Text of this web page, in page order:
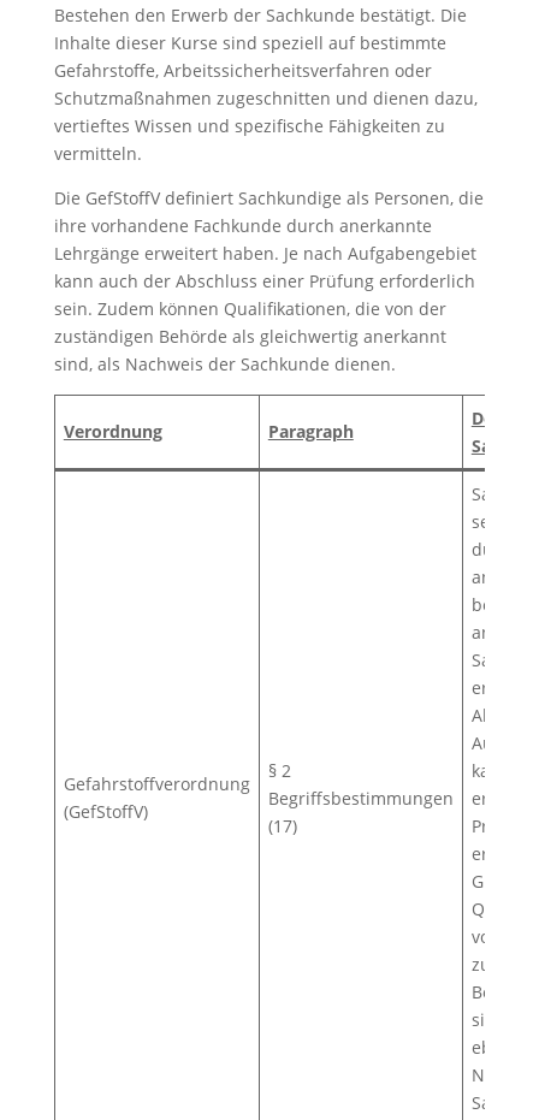
Bestehen den Erwerb der Sachkunde bestätigt. Die
Inhalte dieser Kurse sind speziell auf bestimmte
Gefahrstoffe, Arbeitssicherheitsverfahren oder
Schutzmaßnahmen zugeschnitten und dienen dazu,
vertieftes Wissen und spezifische Fähigkeiten zu
vermitteln.
Die GefStoffV definiert Sachkundige als Personen, die
ihre vorhandene Fachkunde durch anerkannte
Lehrgänge erweitert haben. Je nach Aufgabengebiet
kann auch der Abschluss einer Prüfung erforderlich
sein. Zudem können Qualifikationen, die von der
zuständigen Behörde als gleichwertig anerkannt
sind, als Nachweis der Sachkunde dienen.
Verordnung Paragraph
Gefahrstoffverordnung
(GefStoffV)
§ 2
Begriffsbestimmungen
(17)
seine
durch
an
kann
Prüfung
von der
sind,